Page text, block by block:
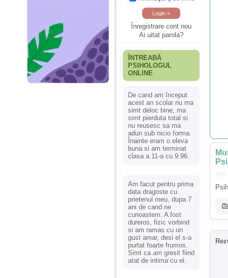
Înregistrare cont nou
Ai uitat parola?
ÎNTREABĂ
PSIHOLOGUL
ONLINE
De cand am început
acest an scolar nu ma
simt deloc bine, ma
simt pierduta total si
nu reusesc sa ma
adun sub nicio forma.
Înainte eram o eleva
buna si am terminat
clasa a 11-a cu 9.96.
Am facut pentru prima
data dragoste cu
prietenul meu, dupa 7
ani de cand ne
cunoastem. A fost
dureros, fizic vorbind
si am ramas cu un
gust amar, desi el s-a
purtat foarte frumos.
Simt ca am gresit fiind
atat de intima cu el.